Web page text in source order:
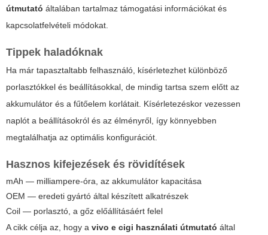
útmutató általában tartalmaz támogatási információkat és
kapcsolatfelvételi módokat.
Tippek haladóknak
Ha már tapasztaltabb felhasználó, kísérletezhet különböző
porlasztókkel és beállításokkal, de mindig tartsa szem előtt az
akkumulátor és a fűtőelem korlátait. Kísérletezéskor vezessen
naplót a beállításokról és az élményről, így könnyebben
megtalálhatja az optimális konfigurációt.
Hasznos kifejezések és rövidítések
mAh — milliampere-óra, az akkumulátor kapacitása
OEM — eredeti gyártó által készített alkatrészek
Coil — porlasztó, a gőz előállításáért felel
A cikk célja az, hogy a vivo e cigi használati útmutató által